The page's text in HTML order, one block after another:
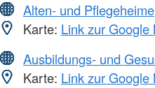
Alten- und Pflegeheime
Karte: Link zur Google
Ausbildungs- und
Karte: Link zur Google